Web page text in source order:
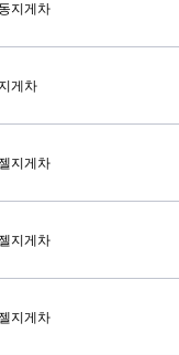
지게차
게차
지게차
지게차
지게차